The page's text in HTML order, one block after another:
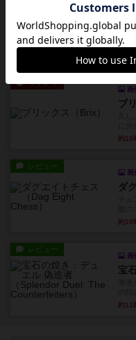
画
リ
久
た…
約10
リプレイ
画
ブ
約10
レビュー
画
ダ
約10
レビュー
画
宝
約11